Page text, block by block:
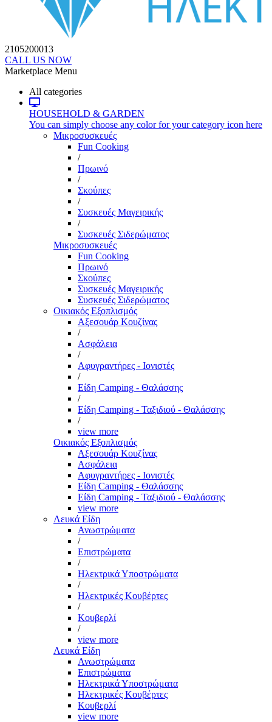
2105200013
CALL US NOW
Marketplace Menu
All categories
HOUSEHOLD & GARDEN
You can simply choose any color for your category icon here
Μικροσυσκευές
Fun Cooking
/
Πρωινό
/
Σκούπες
/
Συσκευές Μαγειρικής
/
Συσκευές Σιδερώματος
Μικροσυσκευές
Fun Cooking
Πρωινό
Σκούπες
Συσκευές Μαγειρικής
Συσκευές Σιδερώματος
Οικιακός Εξοπλισμός
Αξεσουάρ Κουζίνας
/
Ασφάλεια
/
Αφυγραντήρες - Ιονιστές
/
Είδη Camping - Θαλάσσης
/
Είδη Camping - Ταξιδιού - Θαλάσσης
/
view more
Οικιακός Εξοπλισμός
Αξεσουάρ Κουζίνας
Ασφάλεια
Αφυγραντήρες - Ιονιστές
Είδη Camping - Θαλάσσης
Είδη Camping - Ταξιδιού - Θαλάσσης
view more
Λευκά Είδη
Ανωστρώματα
/
Επιστρώματα
/
Ηλεκτρικά Υποστρώματα
/
Ηλεκτρικές Κουβέρτες
/
Κουβερλί
/
view more
Λευκά Είδη
Ανωστρώματα
Επιστρώματα
Ηλεκτρικά Υποστρώματα
Ηλεκτρικές Κουβέρτες
Κουβερλί
view more